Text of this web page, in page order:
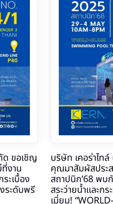
ด ขอเชิญ
งาน
ะเบื้อง
ระดับพรี
บริษัท เคอร่าไท
คุณมาสัมผัสประ
สถาปนิก’68 พบ
สระว่ายน้ำและก
เมี่ยม!